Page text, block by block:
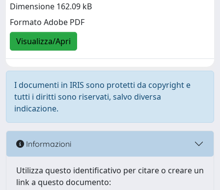
Dimensione 162.09 kB
Formato Adobe PDF
Visualizza/Apri
I documenti in IRIS sono protetti da copyright e
tutti i diritti sono riservati, salvo diversa
indicazione.
Informazioni
Utilizza questo identificativo per citare o creare un
link a questo documento: